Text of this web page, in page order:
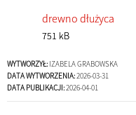
drewno dłużyca
751 kB
WYTWORZYŁ: IZABELA GRABOWSKA
DATA WYTWORZENIA:2026-03-31
DATA PUBLIKACJI:2026-04-01